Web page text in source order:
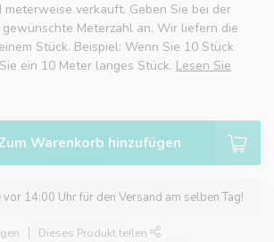
meterweise verkauft. Geben Sie bei der
Meterzahl an. Wir liefern die
Stück. Beispiel: Wenn Sie 10 Stück
ein 10 Meter langes Stück. Lesen Sie
Warenkorb hinzufügen
14:00 Uhr für den Versand am selben Tag!
Dieses Produkt teilen